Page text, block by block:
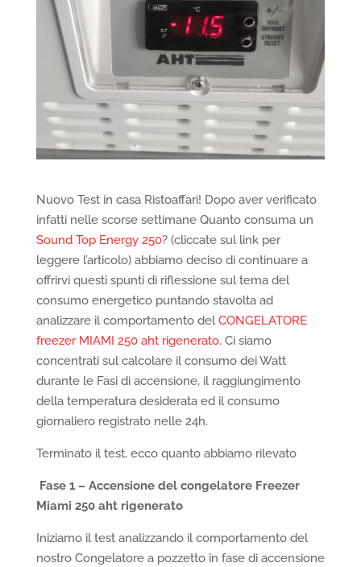
Nuovo Test in casa Ristoaffari! Dopo aver verificato
infatti nelle scorse settimane Quanto consuma un
Sound Top Energy 250? (cliccate sul link per
leggere l’articolo) abbiamo deciso di continuare a
offrirvi questi spunti di riflessione sul tema del
consumo energetico puntando stavolta ad
analizzare il comportamento delCONGELATORE
freezer MIAMI 250 aht rigenerato. Ci siamo
concentrati sul calcolare il consumo dei Watt
durante le Fasi di accensione, il raggiungimento
della temperatura desiderata ed il consumo
giornaliero registrato nelle 24h.
Terminato il test, ecco quanto abbiamo rilevato
Fase 1 – Accensione del congelatore Freezer
Miami 250 aht rigenerato
Iniziamo il test analizzando il comportamento del
nostro Congelatore a pozzetto in fase di accensione